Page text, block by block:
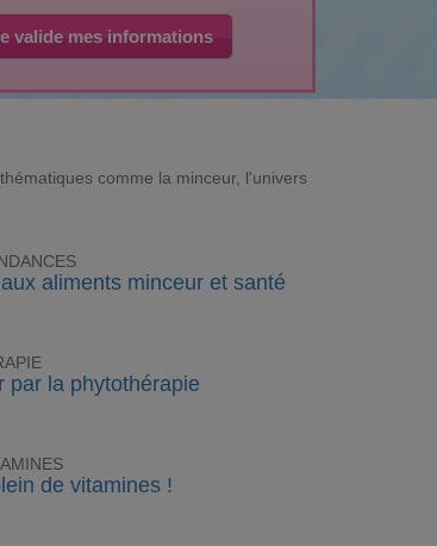
valide mes informations
comme la minceur, l'univers
aliments minceur et santé
par la phytothérapie
de vitamines !